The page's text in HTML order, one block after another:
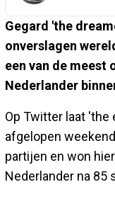
Gegard 'the
onverslagen
een van de meest
Nederlander
Op Twitter laat 'the
afgelopen
partijen en won
Nederlander na 85